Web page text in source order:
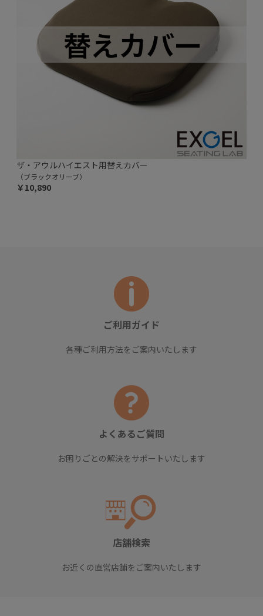
ザ・アウルハイエスト用替えカバー
（ブラックオリーブ）
￥10,890
ご利用ガイド
各種ご利用方法をご案内いたします
よくあるご質問
お困りごとの解決をサポートいたします
店舗検索
お近くの直営店舗をご案内いたします